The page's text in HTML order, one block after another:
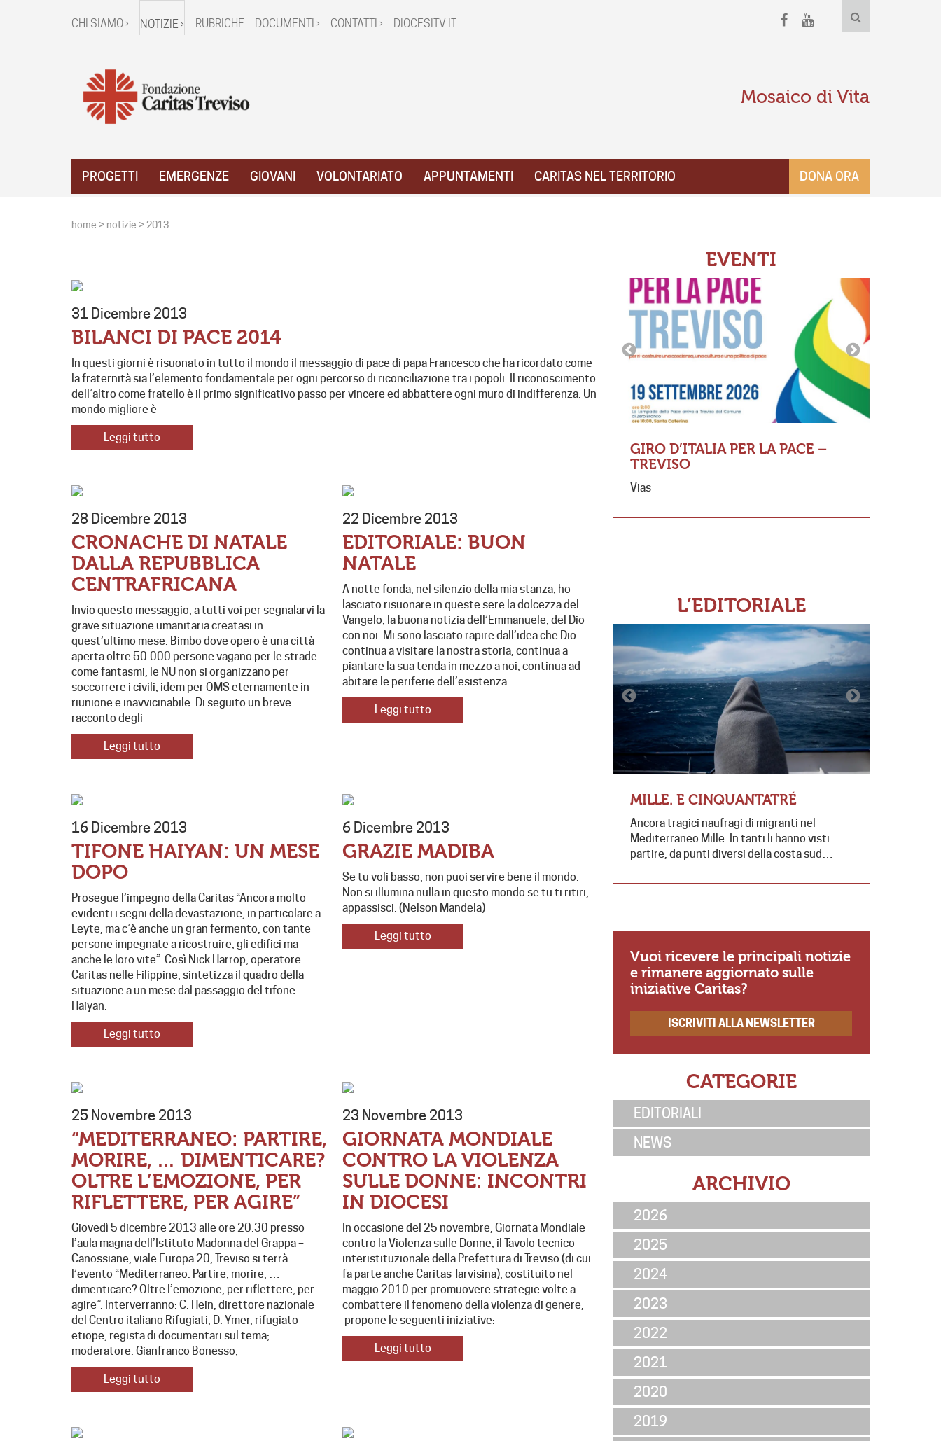
CHI SIAMO › NOTIZIE › RUBRICHE DOCUMENTI › CONTATTI › DIOCESITV.IT
Mosaico di Vita
PROGETTI EMERGENZE GIOVANI VOLONTARIATO APPUNTAMENTI CARITAS NEL TERRITORIO DONA ORA
home > notizie >2013
31 Dicembre 2013
BILANCI DI PACE 2014
In questi giorni è risuonato in tutto il mondo il messaggio di pace di papa Francesco che ha ricordato come
la fraternità sia l’elemento fondamentale per ogni percorso di riconciliazione tra i popoli. Il riconoscimento
dell’altro come fratello è il primo significativo passo per vincere ed abbattere ogni muro di indifferenza. Un
mondo migliore è
Leggi tutto
28 Dicembre 2013
CRONACHE DI NATALE
DALLA REPUBBLICA
CENTRAFRICANA
Invio questo messaggio, a tutti voi per segnalarvi la
grave situazione umanitaria creatasi in
quest’ultimo mese. Bimbo dove opero è una città
aperta oltre 50.000 persone vagano per le strade
come fantasmi, le NU non si organizzano per
soccorrere i civili, idem per OMS eternamente in
riunione e inavvicinabile. Di seguito un breve
racconto degli
Leggi tutto
22 Dicembre 2013
EDITORIALE: BUON
NATALE
A notte fonda, nel silenzio della mia stanza, ho
lasciato risuonare in queste sere la dolcezza del
Vangelo, la buona notizia dell’Emmanuele, del Dio
con noi. Mi sono lasciato rapire dall’idea che Dio
continua a visitare la nostra storia, continua a
piantare la sua tenda in mezzo a noi, continua ad
abitare le periferie dell’esistenza
Leggi tutto
16 Dicembre 2013
TIFONE HAIYAN: UN MESE
DOPO
Prosegue l’impegno della Caritas “Ancora molto
evidenti i segni della devastazione, in particolare a
Leyte, ma c’è anche un gran fermento, con tante
persone impegnate a ricostruire, gli edifici ma
anche le loro vite”. Così Nick Harrop, operatore
Caritas nelle Filippine, sintetizza il quadro della
situazione a un mese dal passaggio del tifone
Haiyan.
Leggi tutto
6 Dicembre 2013
GRAZIE MADIBA
Se tu voli basso, non puoi servire bene il mondo.
Non si illumina nulla in questo mondo se tu ti ritiri,
appassisci. (Nelson Mandela)
Leggi tutto
25 Novembre 2013
“MEDITERRANEO: PARTIRE,
MORIRE, … DIMENTICARE?
OLTRE L’EMOZIONE, PER
RIFLETTERE, PER AGIRE”
Giovedì 5 dicembre 2013 alle ore 20.30 presso
l’aula magna dell’Istituto Madonna del Grappa –
Canossiane, viale Europa 20, Treviso si terrà
l’evento “Mediterraneo: Partire, morire, …
dimenticare? Oltre l’emozione, per riflettere, per
agire”. Interverranno: C. Hein, direttore nazionale
del Centro italiano Rifugiati, D. Ymer, rifugiato
etiope, regista di documentari sul tema;
moderatore: Gianfranco Bonesso,
Leggi tutto
23 Novembre 2013
GIORNATA MONDIALE
CONTRO LA VIOLENZA
SULLE DONNE: INCONTRI
IN DIOCESI
In occasione del 25 novembre, Giornata Mondiale
contro la Violenza sulle Donne, il Tavolo tecnico
interistituzionale della Prefettura di Treviso (di cui
fa parte anche Caritas Tarvisina), costituito nel
maggio 2010 per promuovere strategie volte a
combattere il fenomeno della violenza di genere,
propone le seguenti iniziative:
Leggi tutto
EVENTI
immersiva di 3 giorni in Casa della Carità,…
GIRO D’ITALIA PER LA PACE –
TREVISO
Vias
L’EDITORIALE
“Aprire i propri orizzonti e trasformare il
cuore” Dal 22 al 24 settembre sei giovani
MILLE. E CINQUANTATRÉ
Ancora tragici naufragi di migranti nel
Mediterraneo Mille. In tanti li hanno visti
partire, da punti diversi della costa sud…
Vuoi ricevere le principali notizie
e rimanere aggiornato sulle
iniziative Caritas?
ISCRIVITI ALLA NEWSLETTER
CATEGORIE
EDITORIALI
NEWS
ARCHIVIO
2026
2025
2024
2023
2022
2021
2020
2019